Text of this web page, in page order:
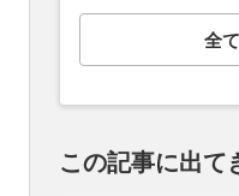
全
この記事に出て